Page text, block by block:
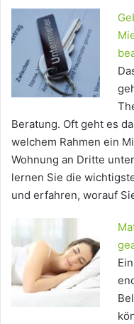
Beratung. Oft geht es
welchem Rahmen ein
Wohnung an Dritte
lernen Sie die
und erfahren, worauf